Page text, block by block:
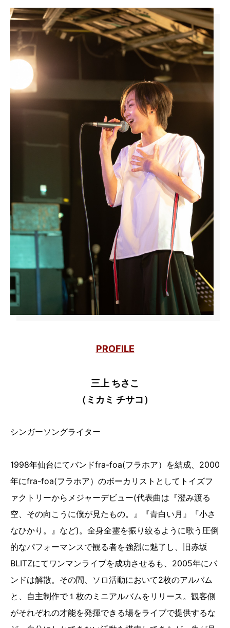
PROFILE
三上 ちさこ
（ミカミ チサコ）
シンガーソングライター
1998年仙台にてバンドfra-foa(フラホア）を結成、2000
年にfra-foa(フラホア）のボーカリストとしてトイズフ
ァクトリーからメジャーデビュー(代表曲は『澄み渡る
空、その向こうに僕が見たもの。』『青白い月』『小さ
なひかり。』など)。全身全霊を振り絞るように歌う圧倒
的なパフォーマンスで観る者を強烈に魅了し、旧赤坂
BLITZにてワンマンライブを成功させるも、2005年にバ
ンドは解散。その間、ソロ活動において2枚のアルバム
と、自主制作で１枚のミニアルバムをリリース。観客側
がそれぞれの才能を発揮できる場をライブで提供するな